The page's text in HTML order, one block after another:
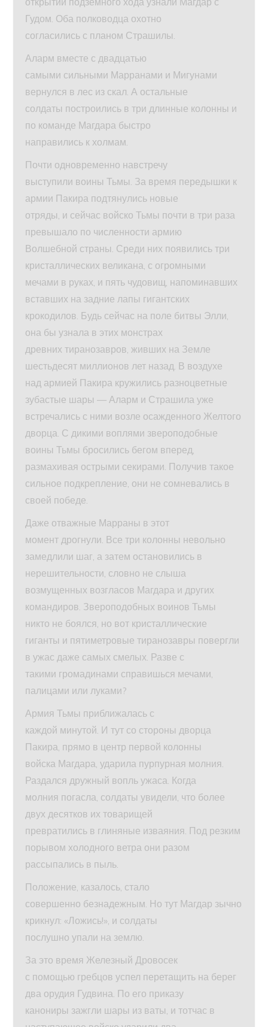
Гудом. Оба полководца охотно
согласились с планом Страшилы.
Аларм вместе с двадцатью
самыми сильными Марранами и Мигунами
вернулся в лес из скал. А остальные
солдаты построились в три длинные колонны и
по команде Магдара быстро
направились к холмам.
Почти одновременно навстречу
выступили воины Тьмы. За время передышки к
армии Пакира подтянулись новые
отряды, и сейчас войско Тьмы почти в три раза
превышало по численности армию
Волшебной страны. Среди них появились три
кристаллических великана, с огромными
мечами в руках, и пять чудовищ, напоминавших
вставших на задние лапы гигантских
крокодилов. Будь сейчас на поле битвы Элли,
она бы узнала в этих монстрах
древних тиранозавров, живших на Земле
шестьдесят миллионов лет назад. В воздухе
над армией Пакира кружились разноцветные
зубастые шары — Аларм и Страшила уже
встречались с ними возле осажденного Желтого
дворца. С дикими воплями звероподобные
воины Тьмы бросились бегом вперед,
размахивая острыми секирами. Получив такое
сильное подкрепление, они не сомневались в
своей победе.
Даже отважные Марраны в этот
момент дрогнули. Все три колонны невольно
замедлили шаг, а затем остановились в
нерешительности, словно не слыша
возмущенных возгласов Магдара и других
командиров. Звероподобных воинов Тьмы
никто не боялся, но вот кристаллические
гиганты и пятиметровые тиранозавры повергли
в ужас даже самых смелых. Разве с
такими громадинами справишься мечами,
палицами или луками?
Армия Тьмы приближалась с
каждой минутой. И тут со стороны дворца
Пакира, прямо в центр первой колонны
войска Магдара, ударила пурпурная молния.
Раздался дружный вопль ужаса. Когда
молния погасла, солдаты увидели, что более
двух десятков их товарищей
превратились в глиняные изваяния. Под резким
порывом холодного ветра они разом
рассыпались в пыль.
Положение, казалось, стало
совершенно безнадежным. Но тут Магдар зычно
крикнул: «Ложись!», и солдаты
послушно упали на землю.
За это время Железный Дровосек
с помощью гребцов успел перетащить на берег
два орудия Гудвина. По его приказу
канониры зажгли шары из ваты, и тотчас в